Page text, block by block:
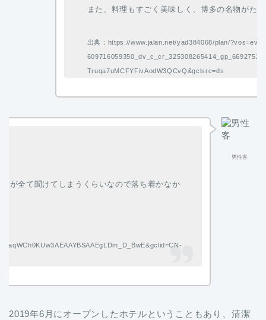
また、料理もすごく美味しく、博多の名物がた
出典：https://www.jalan.net/yad384068/plan/
Truqa7uMCFYFivAodW3QCvQ&gclsrc=ds
男性客
が全て聞けてしまうくらいなので落ち着かなか
2019年6月にオープンしたホテルということもあり、清潔